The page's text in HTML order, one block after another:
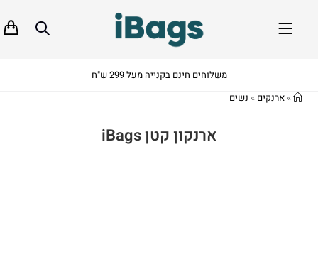
משלוחים חינם בקנייה מעל 299 ש"ח
»ארנקים » נשים
ארנקון קטן iBags